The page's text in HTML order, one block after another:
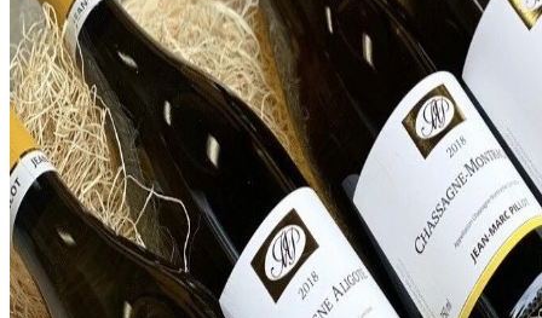
酒具周边
投资收藏
留学教育
名庄
品鉴专栏
美食
品种
年份
酒具周边
投资收藏
留学教育
名庄